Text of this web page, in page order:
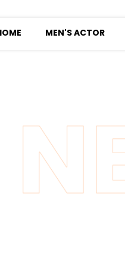
MEN'S ACTOR